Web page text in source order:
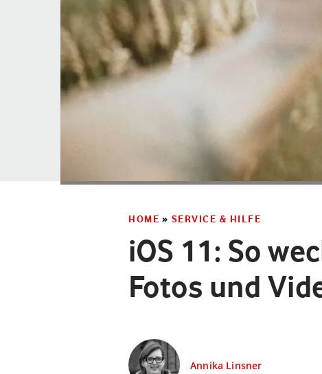
HOME » SERVICE & HILFE
iOS 11: So
Fotos und
Annika Linsner